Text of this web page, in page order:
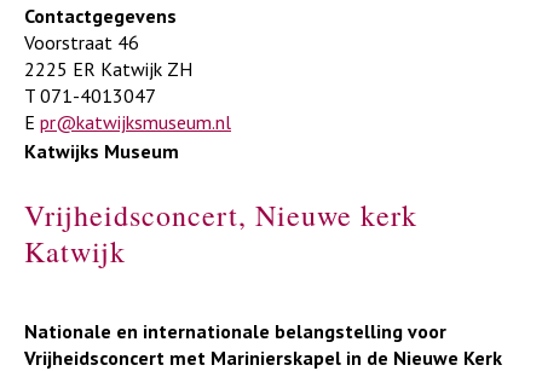
Contactgegevens
Voorstraat 46
2225 ER Katwijk ZH
T 071-4013047
E pr@katwijksmuseum.nl
Katwijks Museum
Vrijheidsconcert, Nieuwe kerk
Katwijk
Nationale en internationale belangstelling voor
Vrijheidsconcert met Marinierskapel in de Nieuwe Kerk